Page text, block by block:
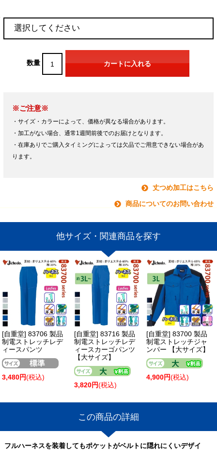
数量
※ご注意※
・サイズ・カラーによって、価格が異なる場合があります。
・加工がない場合、通常1週間前後でのお届けとなります。
・在庫ありでご購入タイミングによっては欠品でご用意できない場合があ
ります。
丈つめ加工はこちら
商品についてのお問い合わせ
他サイズ・関連商品を探す
[自重堂] 83706 製品
制電ストレッチレデ
ィースパンツ
3,480円(税込)
[自重堂] 83716 製品
制電ストレッチレデ
ィースカーゴパンツ
【大サイズ】
3,820円(税込)
[自重堂] 83700 製品
制電ストレッチジャ
ンパー 【大サイズ】
4,900円(税込)
この商品の詳細
フルハーネスを装着してもポケットがベルトに隠れにくいデザイ